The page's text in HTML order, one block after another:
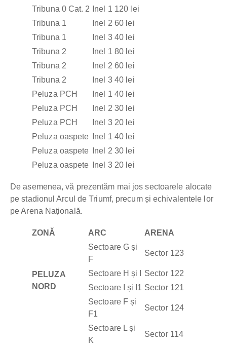
Tribuna 0 Cat. 2
Inel 1 120 lei
Tribuna 1
Inel 2 60 lei
Tribuna 1
Inel 3 40 lei
Tribuna 2
Inel 1 80 lei
Tribuna 2
Inel 2 60 lei
Tribuna 2
Inel 3 40 lei
Peluza PCH
Inel 1 40 lei
Peluza PCH
Inel 2 30 lei
Peluza PCH
Inel 3 20 lei
Peluza oaspete
Inel 1 40 lei
Peluza oaspete
Inel 2 30 lei
Peluza oaspete
Inel 3 20 lei
De asemenea, vă prezentăm mai jos sectoarele alocate
pe stadionul Arcul de Triumf, precum și echivalentele lor
pe Arena Națională.
ZONĂ ARC ARENA
PELUZA
NORD
Sectoare G și
F
Sector 123
Sectoare H și I
Sector 122
Sectoare I și I1 Sector 121
Sectoare F și
F1
Sector 124
Sectoare L și
K
Sector 114